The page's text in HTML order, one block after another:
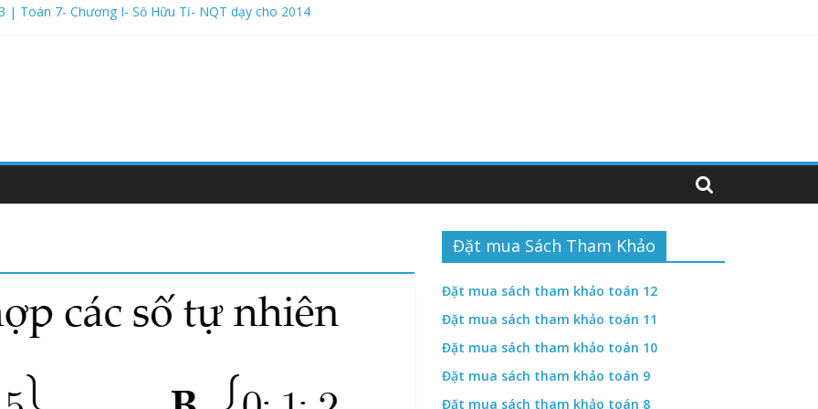
| Toán 7- Chương I- Số Hữu Tỉ- NQT dạy cho 2014
Học 2026-2027- Kết Nối Tri Thức- Bộ Thống Nhất- Phần Trắc Nghiệm ABCD
Học 2026-2027- Kết Nối Tri Thức- Bộ Thống Nhất- LÝ THUYẾT
Đặt mua Sách Tham Khảo
Đặt mua sách tham khảo toán 12
Đặt mua sách tham khảo toán 11
Đặt mua sách tham khảo toán 10
Đặt mua sách tham khảo toán 9
Đặt mua sách tham khảo toán 8